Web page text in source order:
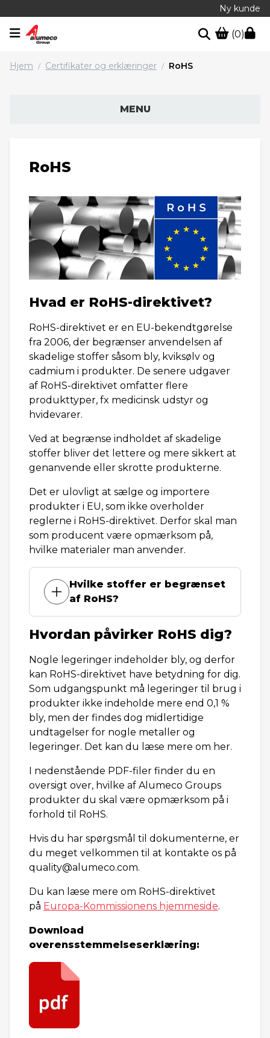
Ny kunde
(0)
Hjem / Certifikater og erklæringer / RoHS
MENU
RoHS
Hvad er RoHS-direktivet?
RoHS-direktivet er en EU-bekendtgørelse
fra 2006, der begrænser anvendelsen af
skadelige stoffer såsom bly, kviksølv og
cadmium i produkter. De senere udgaver
af RoHS-direktivet omfatter flere
produkttyper, fx medicinsk udstyr og
hvidevarer.
Ved at begrænse indholdet af skadelige
stoffer bliver det lettere og mere sikkert at
genanvende eller skrotte produkterne.
Det er ulovligt at sælge og importere
produkter i EU, som ikke overholder
reglerne i RoHS-direktivet. Derfor skal man
som producent være opmærksom på,
hvilke materialer man anvender.
Hvilke stoffer er begrænset
af RoHS?
Hvordan påvirker RoHS dig?
Nogle legeringer indeholder bly, og derfor
kan RoHS-direktivet have betydning for dig.
Som udgangspunkt må legeringer til brug i
produkter ikke indeholde mere end 0,1 %
bly, men der findes dog midlertidige
undtagelser for nogle metaller og
legeringer. Det kan du læse mere om her.
I nedenstående PDF-filer finder du en
oversigt over, hvilke af Alumeco Groups
produkter du skal være opmærksom på i
forhold til RoHS.
Hvis du har spørgsmål til dokumenterne, er
du meget velkommen til at kontakte os på
quality@alumeco.com.
Du kan læse mere om RoHS-direktivet
på Europa-Kommissionens hjemmeside.
Download
overensstemmelseserklæring: